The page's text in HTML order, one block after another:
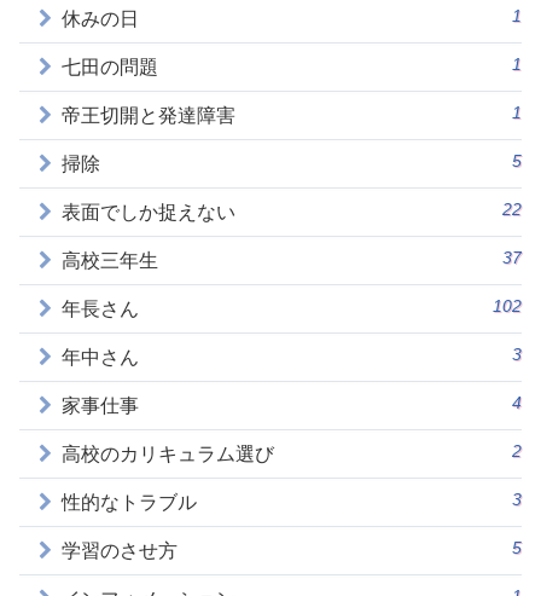
休みの日 1
七田の問題 1
帝王切開と発達障害 1
掃除 5
表面でしか捉えない 22
高校三年生 37
年長さん 102
年中さん 3
家事仕事 4
高校のカリキュラム選び 2
性的なトラブル 3
学習のさせ方 5